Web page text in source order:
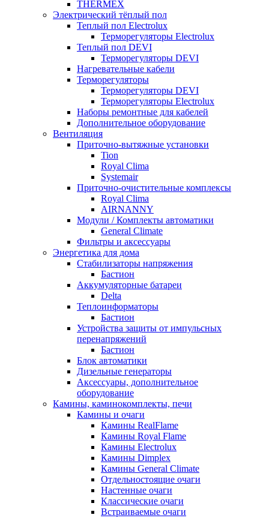
THERMEX
Электрический тёплый пол
Теплый пол Electrolux
Терморегуляторы Electrolux
Теплый пол DEVI
Терморегуляторы DEVI
Нагревательные кабели
Терморегуляторы
Терморегуляторы DEVI
Терморегуляторы Electrolux
Наборы ремонтные для кабелей
Дополнительное оборудование
Вентиляция
Приточно-вытяжные установки
Tion
Royal Clima
Systemair
Приточно-очистительные комплексы
Royal Clima
AIRNANNY
Модули / Комплекты автоматики
General Climate
Фильтры и аксессуары
Энергетика для дома
Стабилизаторы напряжения
Бастион
Аккумуляторные батареи
Delta
Теплоинформаторы
Бастион
Устройства защиты от импульсных
перенапряжений
Бастион
Блок автоматики
Дизельные генераторы
Аксессуары, дополнительное
оборудование
Камины, каминокомплекты, печи
Камины и очаги
Камины RealFlame
Камины Royal Flame
Камины Electrolux
Камины Dimplex
Камины General Climate
Отдельностоящие очаги
Настенные очаги
Классические очаги
Встраиваемые очаги